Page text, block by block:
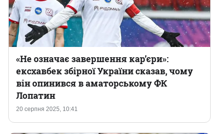
20 серпня 2025, 10:41
«Не означає завершення кар’єри»:
ексхавбек збірної України сказав, чому
він опинився в аматорському ФК
Лопатин